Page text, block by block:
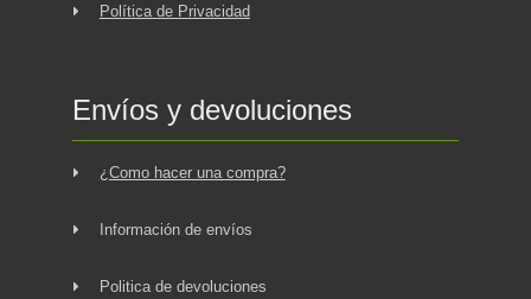
Política de Privacidad
Envíos y devoluciones
¿Como hacer una compra?
Información de envíos
Politica de devoluciones